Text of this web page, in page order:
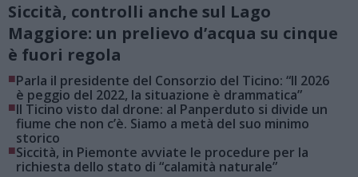
Siccità, controlli anche sul Lago
Maggiore: un prelievo d’acqua su cinque
è fuori regola
■Parla il presidente del Consorzio del Ticino: “Il 2026
è peggio del 2022, la situazione è drammatica”
■Il Ticino visto dal drone: al Panperduto si divide un
fiume che non c’è. Siamo a metà del suo minimo
storico
■Siccità, in Piemonte avviate le procedure per la
richiesta dello stato di “calamità naturale”